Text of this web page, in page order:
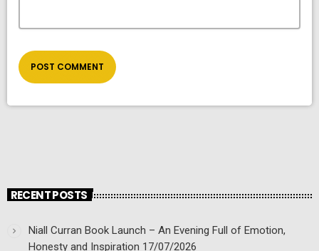
RECENT POSTS
Niall Curran Book Launch – An Evening Full of Emotion,
Honesty and Inspiration 17/07/2026